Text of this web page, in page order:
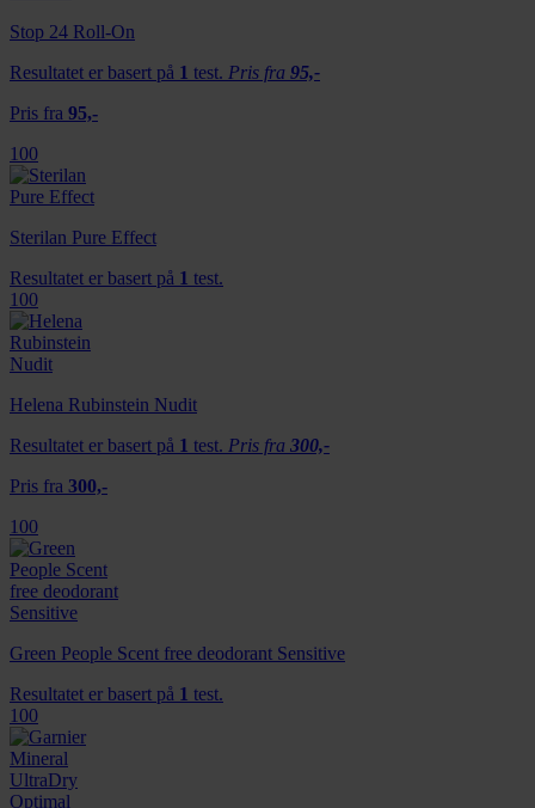
Stop 24 Roll-On
Resultatet er basert på 1 test. Pris fra 95,-
Pris fra 95,-
100
Sterilan Pure Effect
Resultatet er basert på 1 test.
100
Helena Rubinstein Nudit
Resultatet er basert på 1 test. Pris fra 300,-
Pris fra 300,-
100
Green People Scent free deodorant Sensitive
Resultatet er basert på 1 test.
100